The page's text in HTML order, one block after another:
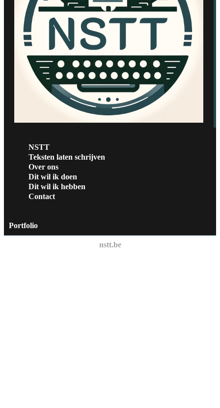
NSTT
Teksten laten schrijven
Over ons
Dit wil ik doen
Dit wil ik hebben
Contact
Portfolio
nstt.be